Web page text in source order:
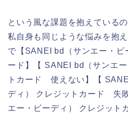
という風な課題を抱えている
私自身も同じような悩みを抱
で【SANEI bd（サンエー・ビ
ード】【 SANEI bd（サンエ
トカード 使えない】【
ディ） クレジットカード 失
エー・ビーディ） クレジット